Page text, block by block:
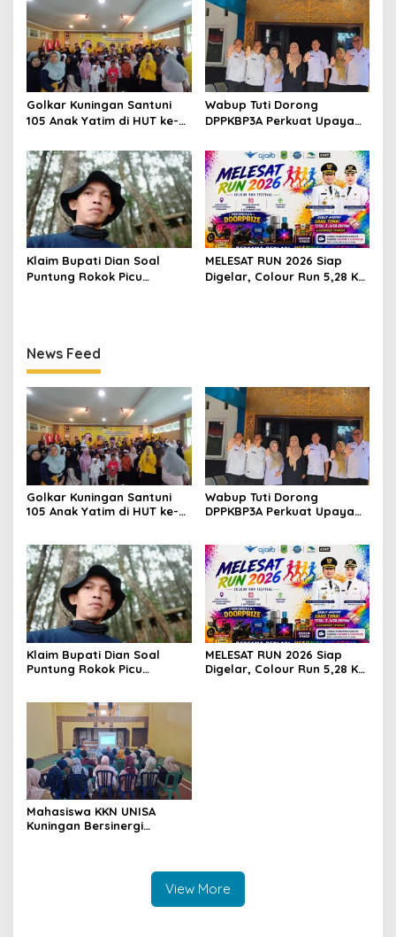
Golkar Kuningan Santuni
105 Anak Yatim di HUT ke-
Doakan Partai Semakin
Berjaya
Wabup Tuti Dorong
DPPKBP3A Perkuat Upaya
Tingkatkan Kesejahteraan
Keluarga
Klaim Bupati Dian Soal
Puntung Rokok Picu
MELESAT RUN 2026 Siap
Digelar, Colour Run 5,28 Km
News Feed
Golkar Kuningan Santuni
105 Anak Yatim di HUT ke-
Berjaya
Wabup Tuti Dorong
DPPKBP3A Perkuat Upaya
Keluarga
Klaim Bupati Dian Soal
Puntung Rokok Picu
Sesuai Kajian Ilmiah
MELESAT RUN 2026 Siap
Digelar, Colour Run 5,28 Km
Mahasiswa KKN UNISA
Kuningan Bersinergi
ASI, Cegah Stunting hingga
View More